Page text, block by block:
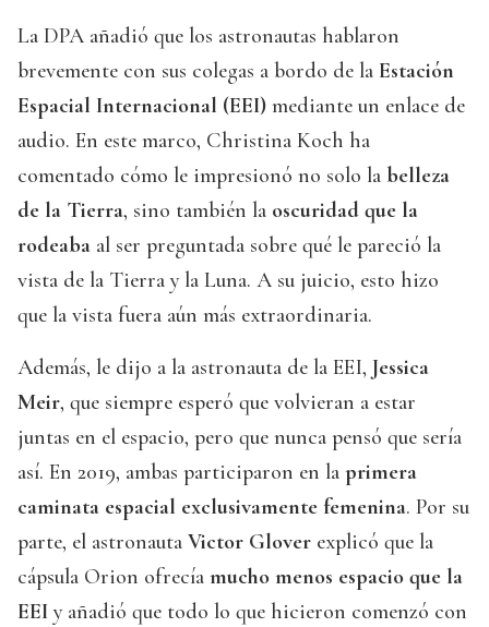
La DPA añadió que los astronautas hablaron
brevemente con sus colegas a bordo de la Estación
Espacial Internacional (EEI) mediante un enlace de
audio. En este marco, Christina Koch ha
comentado cómo le impresionó no solo la belleza
de la Tierra, sino también la oscuridad que la
rodeaba al ser preguntada sobre qué le pareció la
vista de la Tierra y la Luna. A su juicio, esto hizo
que la vista fuera aún más extraordinaria.
Además, le dijo a la astronauta de la EEI, Jessica
Meir, que siempre esperó que volvieran a estar
juntas en el espacio, pero que nunca pensó que sería
así. En 2019, ambas participaron en la primera
caminata espacial exclusivamente femenina. Por su
parte, el astronauta Victor Glover explicó que la
cápsula Orion ofrecía mucho menos espacio que la
EEI y añadió que todo lo que hicieron comenzó con